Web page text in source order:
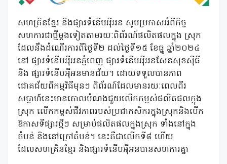
សហគ្រិនខ្មែរ និងផ្សារទំនើបអុីអន សូមប្រកាសអំពីកិច្ច
សហការជាថ្មីម្តងទៀតតាមរយៈពិព័រណ៍ផលិតផលក្នុង ស្រុក
ដែលនឹងដំណើរការពីថ្ងៃទី២ ដល់ថ្ងៃទី១៥ ខែធ្នូ ឆ្នាំ២០២៤
នៅ ផ្សារទំនើបអុីអនភ្នំពេញ ផ្សារទំនើបអុីអនសែនសុខស៊ីធី
និង ផ្សារទំនើបអុីអនមានជ័យ។ ដោយទទួលបានភាព
ជោគជ័យពីកម្មវិធីមុនៗ ពិព័រណ៍ដែលមានរយៈពេលពីរ
សប្តាហ៍នេះមានគោលបំណងជួយលើកកម្ពស់ផលិតផលក្នុង
ស្រុក លើកកម្ពស់ជីវភាពរបស់ប្រជាកសិករក្នុងស្រុកនិងបើក
ឱកាសទីផ្សារថ្មីៗ សម្រាប់ផលិតផលក្នុងស្រុក ទាំងនៅក្នុង
តំបន់ និងនៅក្រៅតំបន់។ នេះគឺជាលើកទី៨ ហើយ
ដែលសហគ្រិនខ្មែរ និងផ្សារទំនើបអុីអនបានសហការគ្នា